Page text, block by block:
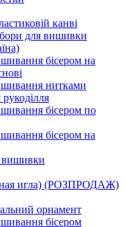
канві
для вишивки
бісером на
нитками
бісером по
бісером на
вишивки
игла) (РОЗПРОДАЖ)
орнамент
бісером